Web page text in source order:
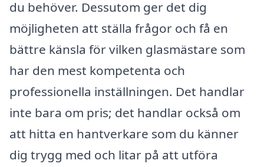
du behöver. Dessutom ger det dig
möjligheten att ställa frågor och få en
bättre känsla för vilken glasmästare som
har den mest kompetenta och
professionella inställningen. Det handlar
inte bara om pris; det handlar också om
att hitta en hantverkare som du känner
dig trygg med och litar på att utföra